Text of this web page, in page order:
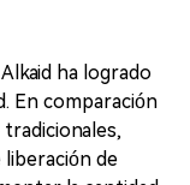
ha logrado
En comparación
liberación de